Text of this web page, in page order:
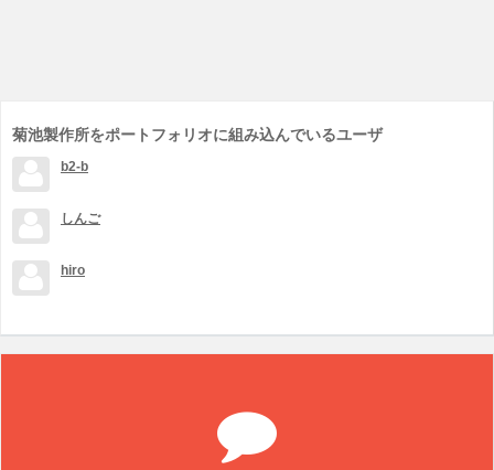
菊池製作所をポートフォリオに組み込んでいるユーザ
b2-b
しんご
hiro